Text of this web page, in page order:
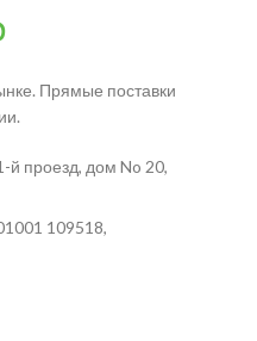
Прямые поставки
й проезд, дом No 20,
109518,